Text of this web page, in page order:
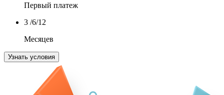
Первый платеж
3 /6/12
Месяцев
Узнать условия